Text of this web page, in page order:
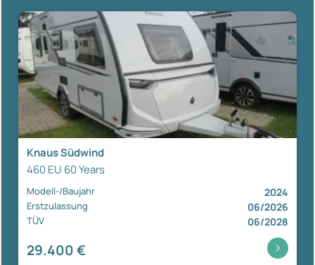
Knaus Südwind
460 EU 60 Years
Modell-/Baujahr 2024
Erstzulassung 06/2026
TÜV 06/2028
29.400 €